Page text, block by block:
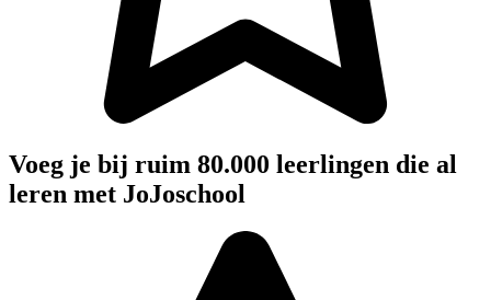
Voeg je bij ruim 80.000 leerlingen die al
leren met JoJoschool